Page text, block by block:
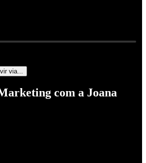
total: -45:29
via...
com a Joana